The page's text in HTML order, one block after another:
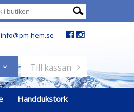
info@pm-hem.se
Till kassan
Handdukstork